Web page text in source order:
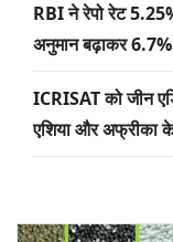
RBI ने रेपो रेट
अनुमान बढ़ाकर
ICRISAT को जीन
एशिया और अफ्रीका